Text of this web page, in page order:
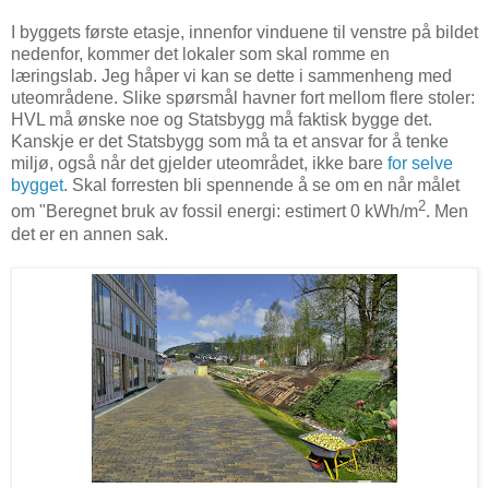
I byggets første etasje, innenfor vinduene til venstre på bildet
nedenfor, kommer det lokaler som skal romme en
læringslab. Jeg håper vi kan se dette i sammenheng med
uteområdene. Slike spørsmål havner fort mellom flere stoler:
HVL må ønske noe og Statsbygg må faktisk bygge det.
Kanskje er det Statsbygg som må ta et ansvar for å tenke
miljø, også når det gjelder uteområdet, ikke bare for selve
bygget. Skal forresten bli spennende å se om en når målet
om "Beregnet bruk av fossil energi: estimert 0 kWh/m2. Men
det er en annen sak.